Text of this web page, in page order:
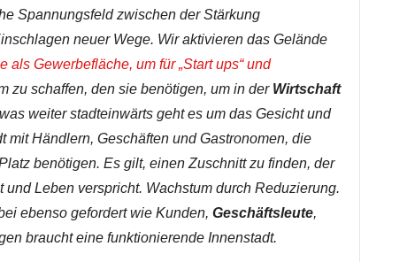
Spannungsfeld zwischen der Stärkung
neuer Wege. Wir aktivieren das Gelände
als Gewerbefläche, um für „Start ups“ und
zu schaffen, den sie benötigen, um in der Wirtschaft
weiter stadteinwärts geht es um das Gesicht und
mit Händlern, Geschäften und Gastronomen, die
benötigen. Es gilt, einen Zuschnitt zu finden, der
Leben verspricht. Wachstum durch Reduzierung.
ebenso gefordert wie Kunden, Geschäftsleute,
braucht eine funktionierende Innenstadt.